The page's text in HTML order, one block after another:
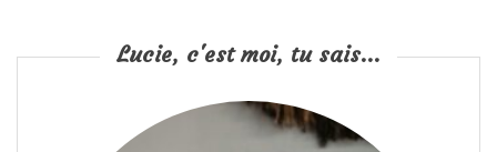
Lucie, c'est moi, tu sais...